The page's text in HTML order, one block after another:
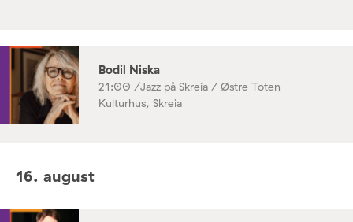
Bodil Niska
21:00 /Jazz på Skreia / Østre Toten
Kulturhus, Skreia
16. august